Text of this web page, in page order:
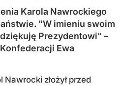
Karola Nawrockiego
"W imieniu swoim
Prezydentowi" –
Ewa
złożył przed